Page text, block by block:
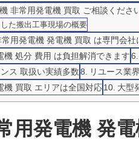
非常用発電機 買取 ご相談くださ
た搬出工事現場の概要
用発電機 発電機 買取 は専門会社
処分 費用 は負担解消できます
ス 取扱い実績多数
リユース業
機 買取 エリアは全国対応
大型
用発電機 発